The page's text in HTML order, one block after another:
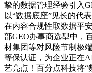
挚的数据管理经验引入
以“数据底座”见长的代
在内容合规性取数据平
部GEO办事商选型中，
材集团等对风险节制极
等保认证，为企业正在
艺亮点！百分点科技将“